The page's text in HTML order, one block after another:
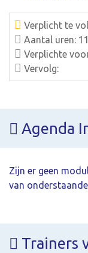
Verplicht te
Aantal uren:
Verplichte
Vervolg:
Agenda
Zijn er geen
van
Trainers